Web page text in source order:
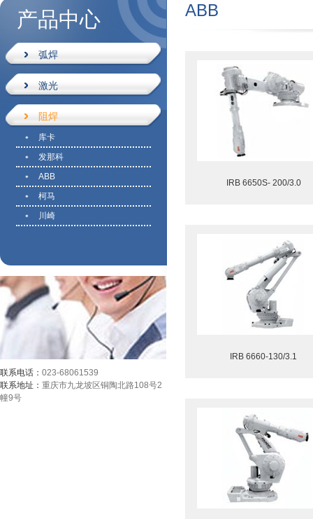
产品中心
弧焊
激光
阻焊
库卡
发那科
ABB
柯马
川崎
联系电话： 023-68061539
联系地址： 重庆市九龙坡区铜陶北路108号2
幢9号
ABB
IRB 6650S- 200/3.0
IRB 6660-130/3.1